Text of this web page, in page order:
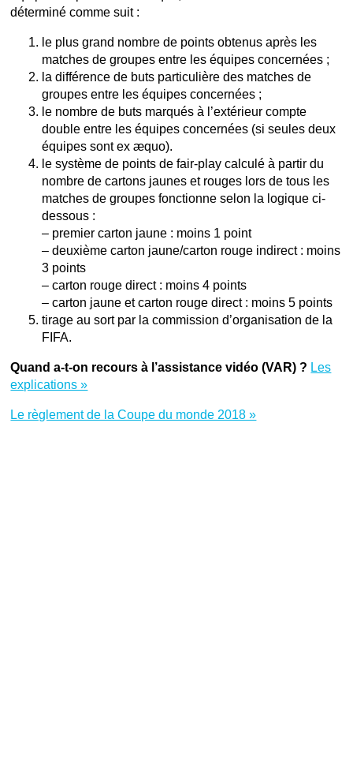
déterminé comme suit :
le plus grand nombre de points obtenus après les
matches de groupes entre les équipes concernées ;
la différence de buts particulière des matches de
groupes entre les équipes concernées ;
le nombre de buts marqués à l’extérieur compte
double entre les équipes concernées (si seules deux
équipes sont ex æquo).
le système de points de fair-play calculé à partir du
nombre de cartons jaunes et rouges lors de tous les
matches de groupes fonctionne selon la logique ci-
dessous :
– premier carton jaune : moins 1 point
– deuxième carton jaune/carton rouge indirect : moins
3 points
– carton rouge direct : moins 4 points
– carton jaune et carton rouge direct : moins 5 points
tirage au sort par la commission d’organisation de la
FIFA.
Quand a-t-on recours à l’assistance vidéo (VAR) ? Les
explications »
Le règlement de la Coupe du monde 2018 »